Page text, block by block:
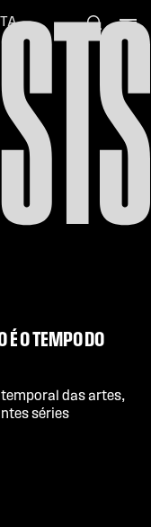
O TEMPO DO
das artes,
séries